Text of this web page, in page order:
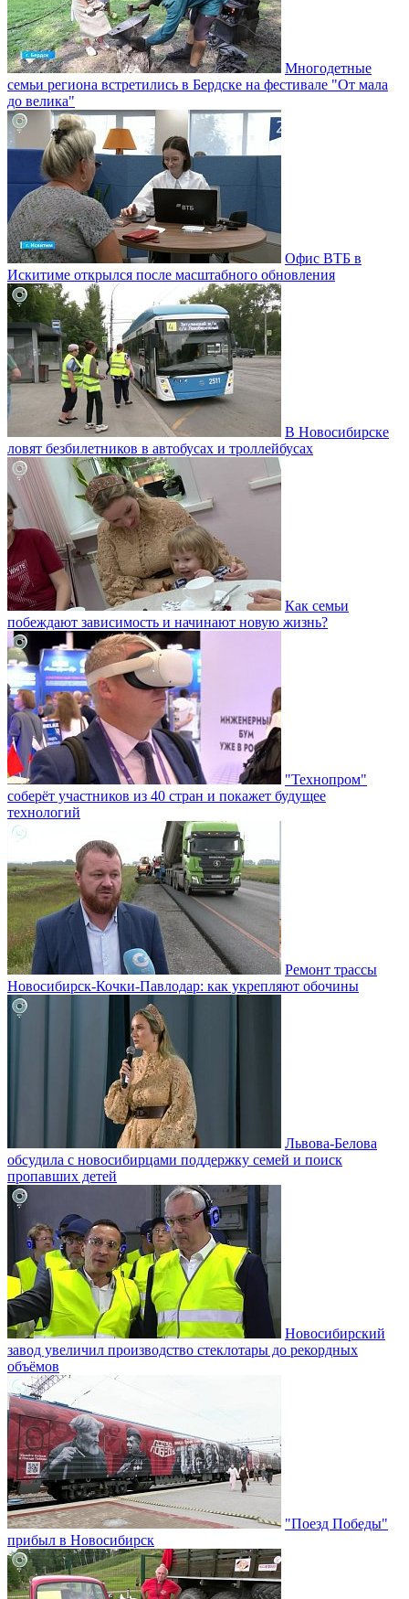
Многодетные
семьи региона встретились в Бердске на фестивале "От мала
до велика"
Офис ВТБ в
Искитиме открылся после масштабного обновления
В Новосибирске
ловят безбилетников в автобусах и троллейбусах
Как семьи
побеждают зависимость и начинают новую жизнь?
"Технопром"
соберёт участников из 40 стран и покажет будущее
технологий
Ремонт трассы
Новосибирск-Кочки-Павлодар: как укрепляют обочины
Львова-Белова
обсудила с новосибирцами поддержку семей и поиск
пропавших детей
Новосибирский
завод увеличил производство стеклотары до рекордных
объёмов
"Поезд Победы"
прибыл в Новосибирск